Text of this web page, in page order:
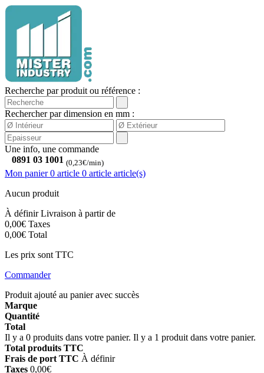
Recherche par produit ou référence :
Rechercher par dimension en mm :
Une info, une commande
0891 03 1001 (0,23€/min)
Mon panier 0 article 0 article article(s)
Aucun produit
À définirLivraison à partir de
0,00€ Taxes
0,00€ Total
Les prix sont TTC
Commander
Produit ajouté au panier avec succès
Marque
Quantité
Total
Il y a 0 produits dans votre panier. Il y a 1 produit dans votre panier.
Total produits TTC
Frais de port TTC À définir
Taxes 0,00€